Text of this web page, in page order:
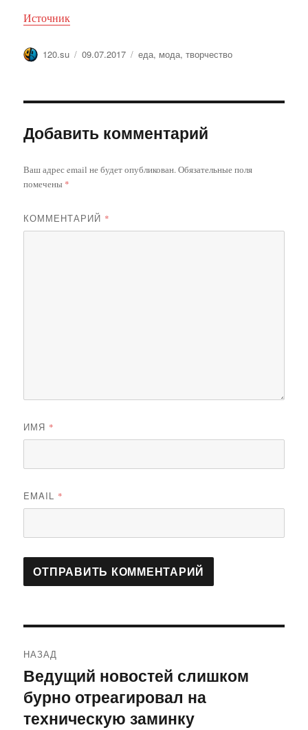
Источник
Автор
120.su Опубликовано
09.07.2017 Метки
еда, мода,творчество
Добавить комментарий
Ваш адрес email не будет опубликован.Обязательные поля
помечены *
КОММЕНТАРИЙ *
ИМЯ *
EMAIL *
по
записям
НАЗАД
Предыдущая
запись:
Ведущий новостей слишком
бурно отреагировал на
техническую заминку